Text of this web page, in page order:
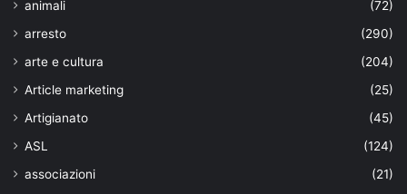
animali
(72)
arresto
(290)
arte e cultura
(204)
Article marketing
(25)
Artigianato
(45)
ASL
(124)
associazioni
(21)